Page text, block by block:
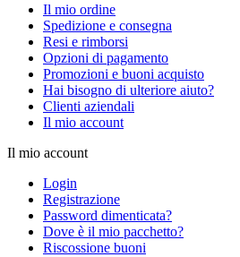
Il mio ordine
Spedizione e consegna
Resi e rimborsi
Opzioni di pagamento
Promozioni e buoni acquisto
Hai bisogno di ulteriore aiuto?
Clienti aziendali
Il mio account
Il mio account
Login
Registrazione
Password dimenticata?
Dove è il mio pacchetto?
Riscossione buoni